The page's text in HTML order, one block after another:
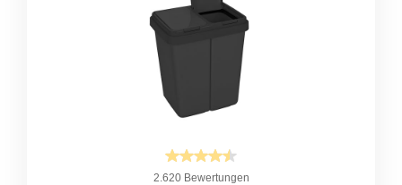
2.620 Bewertungen